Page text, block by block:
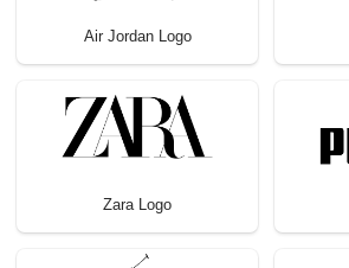
Air Jordan Logo
Zara Logo